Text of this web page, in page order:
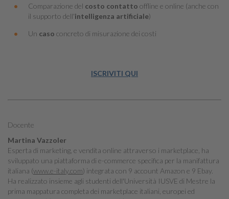
Comparazione del costo contatto offline e online (anche con
il supporto dell'intelligenza artificiale)
Un caso concreto di misurazione dei costi
ISCRIVITI QUI
Docente
Martina Vazzoler
Esperta di marketing, e vendita online attraverso i marketplace, ha
sviluppato una piattaforma di e-commerce specifica per la manifattura
italiana (www.e-italy.com) integrata con 9 account Amazon e 9 Ebay.
Ha realizzato insieme agli studenti dell'Università IUSVE di Mestre la
prima mappatura completa dei marketplace italiani, europei ed